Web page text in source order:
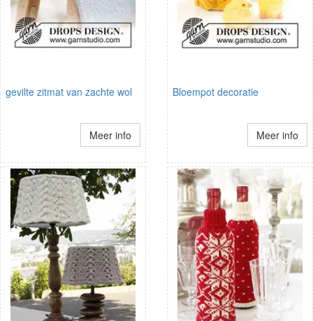
gevilte zitmat van zachte wol
Meer info
Bloempot decoratie
Meer info